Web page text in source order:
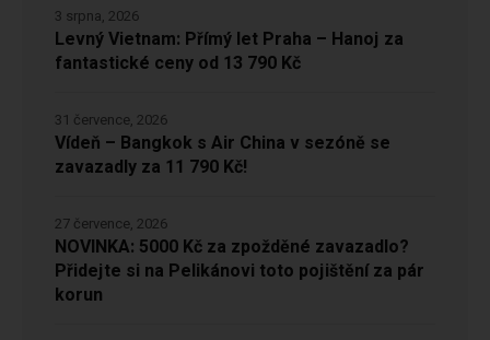
Levný Vietnam: Přímý let Praha – Hanoj za
fantastické ceny od 13 790 Kč
3 srpna, 2026
Vídeň – Bangkok s Air China v sezóně se
zavazadly za 11 790 Kč!
31 července, 2026
NOVINKA: 5000 Kč za zpožděné zavazadlo?
Přidejte si na Pelikánovi toto pojištění za pár
korun
27 července, 2026